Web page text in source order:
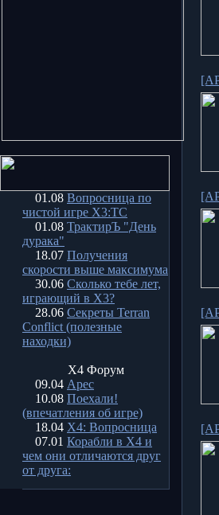
01.08 Вопросница по
чистой игре X3:TC
01.08 ТрактирЪ "День
дурака"
18.07 Получения
скорости выше максимума
30.06 Сколько тебе лет,
играющий в X3?
28.06 Секреты Terran
Conflict (полезные
находки)
X4 Форум
09.04 Арес
10.08 Поехали!
(впечатления об игре)
18.04 X4: Вопросница
07.01 Корабли в Х4 и
чем они отличаются друг
от друга: